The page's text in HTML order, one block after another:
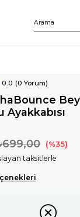
0.0 (0 Yorum)
Ayakkabısı
35
taksitlerle